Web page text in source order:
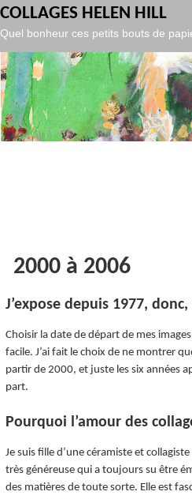
gtag('config', 'UA-119986127-1', );
to
content
COLLAGES HELEN HILL
Quel bonheur ces petits bouts de
2000 à 2006
J’expose depuis 1977,
Choisir la date de départ de mes
facile. J’ai fait le choix de ne montrer
partir de 2000, et juste les six années
part.
Pourquoi l’amour des
Je suis fille d’une céramiste et
très généreuse qui a toujours su être
des matières de toute sorte. Elle est